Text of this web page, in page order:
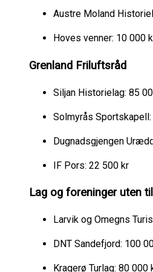
Austre Moland
Hoves venner: 10 000
Grenland
Siljan Historielag: 85
Solmyrås
Dugnadsgjengen
IF Pors: 22 500 kr
Lag og foreninger uten
Larvik og Omegns
DNT Sandefjord: 100
Kragerø Turlag: 80 000